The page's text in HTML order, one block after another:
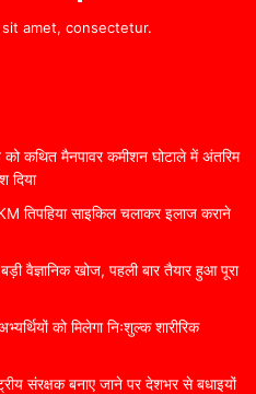
amet, consectetur.
कथित मैनपावर कमीशन घोटाले में अंतरिम
दिया
तिपहिया साइकिल चलाकर इलाज कराने
वैज्ञानिक खोज, पहली बार तैयार हुआ पूरा
को मिलेगा निःशुल्क शारीरिक
संरक्षक बनाए जाने पर देशभर से बधाइयों